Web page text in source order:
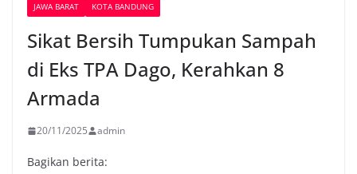
JAWA BARAT KOTA BANDUNG
Sikat Bersih Tumpukan Sampah
di Eks TPA Dago, Kerahkan 8
Armada
20/11/2025 admin
Bagikan berita: